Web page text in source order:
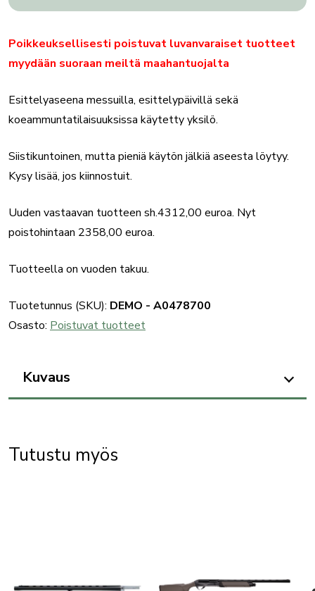
Poikkeuksellisesti poistuvat luvanvaraiset tuotteet
myydään suoraan meiltä maahantuojalta
Esittelyaseena messuilla, esittelypäivillä sekä
koeammuntatilaisuuksissa käytetty yksilö.
Siistikuntoinen, mutta pieniä käytön jälkiä aseesta löytyy.
Kysy lisää, jos kiinnostuit.
Uuden vastaavan tuotteen sh.4312,00 euroa. Nyt
poistohintaan 2358,00 euroa.
Tuotteella on vuoden takuu.
Tuotetunnus (SKU): DEMO - A0478700
Osasto: Poistuvat tuotteet
Kuvaus
Tutustu myös